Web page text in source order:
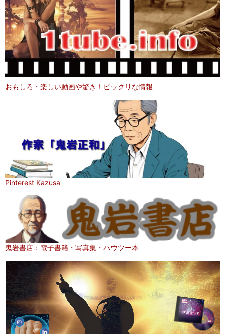
おもしろ・楽しい動画や驚き！ビックリな情報
Pinterest Kazusa
鬼岩書店：電子書籍・写真集・ハウツー本